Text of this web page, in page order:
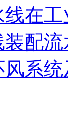
在
配
系